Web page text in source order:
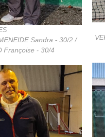
Sandra - 30/2 /
Françoise - 30/4